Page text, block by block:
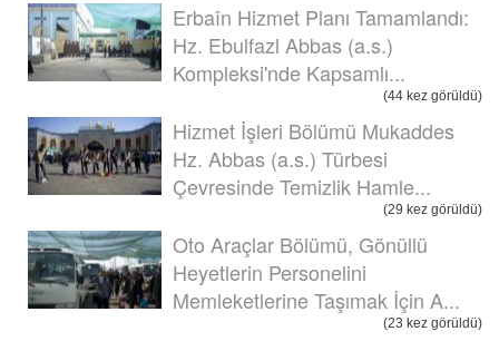
Erbaîn Hizmet Planı Tamamlandı:
Hz. Ebulfazl Abbas (a.s.)
Kompleksi'nde Kapsamlı...
(44 kez görüldü)
Hizmet İşleri Bölümü Mukaddes
Hz. Abbas (a.s.) Türbesi
Çevresinde Temizlik Hamle...
(29 kez görüldü)
Oto Araçlar Bölümü, Gönüllü
Heyetlerin Personelini
Memleketlerine Taşımak İçin A...
(23 kez görüldü)